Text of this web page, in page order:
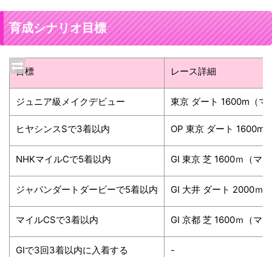
育成シナリオ目標
目標 レース詳細
ジュニア級メイクデビュー 東京 ダート 1600m（マ
ヒヤシンスSで3着以内 OP 東京 ダート 1600m
NHKマイルCで5着以内 GⅠ 東京 芝 1600ｍ（マ
ジャパンダートダービーで5着以内 GⅠ 大井 ダート 2000ｍ
マイルCSで3着以内 GⅠ 京都 芝 1600ｍ（マ
GⅠで3回3着以内に入着する -